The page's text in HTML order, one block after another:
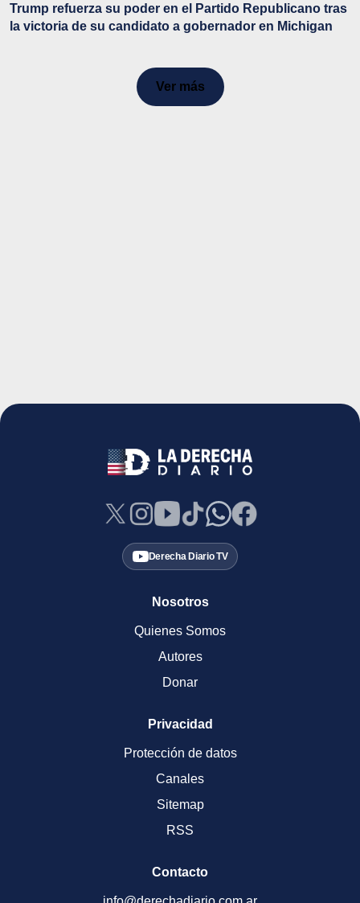
Trump refuerza su poder en el Partido Republicano tras
la victoria de su candidato a gobernador en Michigan
Ver más
Derecha Diario TV
Nosotros
Quienes Somos
Autores
Donar
Privacidad
Protección de datos
Canales
Sitemap
RSS
Contacto